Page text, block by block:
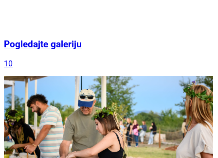
Pogledajte galeriju
10